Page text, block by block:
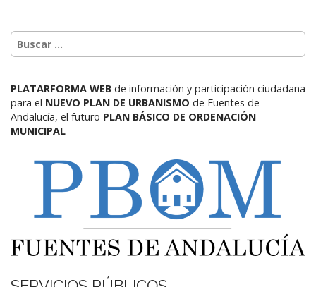
PLATARFORMA WEB de información y participación ciudadana
para el NUEVO PLAN DE URBANISMO de Fuentes de
Andalucía, el futuro PLAN BÁSICO DE ORDENACIÓN
MUNICIPAL